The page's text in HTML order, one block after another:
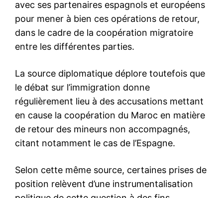
S'ABONNER MAINTENANT
Insight Publications
Nous contacter
Formules d’abonnement